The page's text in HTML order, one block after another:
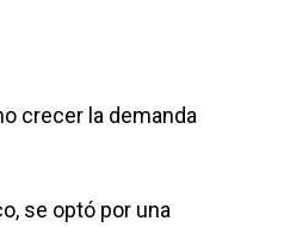
crecer la demanda
se optó por una